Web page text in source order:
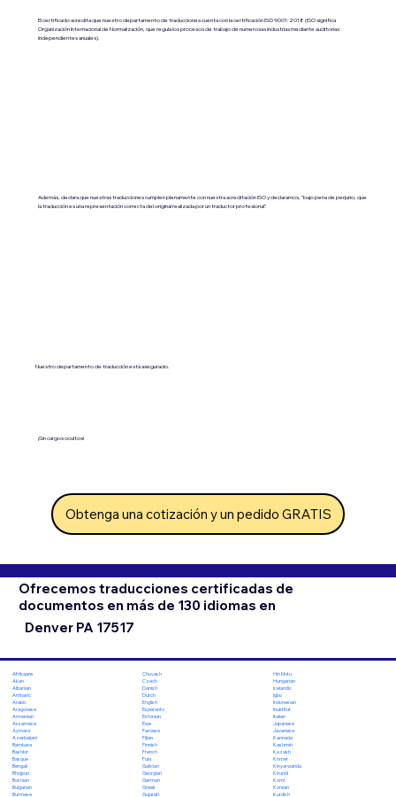
El certificado acredita que nuestro departamento de traducciones cuenta con la certificación ISO 9001:2018 (ISO significa
Organización Internacional de Normalización, que regula los procesos de trabajo de numerosas industrias mediante auditorías
independientes anuales).
Además, declara que nuestras traducciones cumplen plenamente con nuestra acreditación ISO y declaramos, "bajo pena de perjurio, que
la traducción es una representación correcta del original realizada por un traductor profesional".
Nuestro departamento de traducción está asegurado.
¡Sin cargos ocultos!
Obtenga una cotización y un pedido GRATIS
Ofrecemos traducciones certificadas de
documentos en más de 130 idiomas en
Denver PA 17517
Afrikaans
Akan
Albanian
Amharic
Arabic
Aragonese
Armenian
Assamese
Aymara
Azerbaijani
Bambara
Bashkir
Basque
Bengali
Bhojpuri
Bosnian
Bulgarian
Burmese
Chuvash
Czech
Danish
Dutch
English
Esperanto
Estonian
Ewe
Faroese
Fijian
Finnish
French
Fula
Galician
Georgian
German
Greek
Gujarati
Hiri Motu
Hungarian
Icelandic
Igbo
Indonesian
Inuktitut
Italian
Japanese
Javanese
Kannada
Kashmiri
Kazakh
Khmer
Kinyarwanda
Kirundi
Komi
Korean
Kurdish